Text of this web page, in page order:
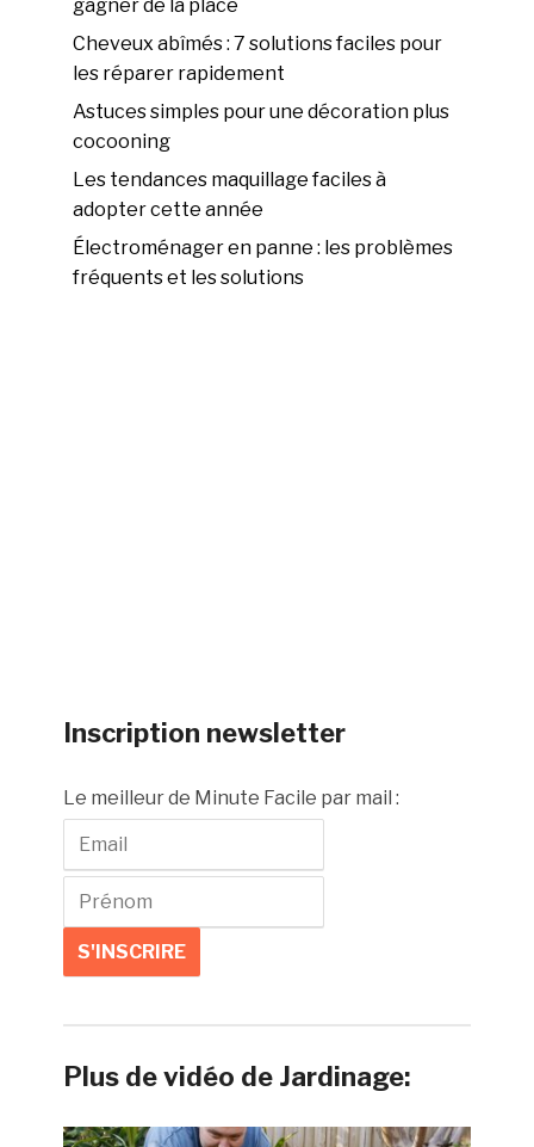
gagner de la place
Cheveux abîmés : 7 solutions faciles pour
les réparer rapidement
Astuces simples pour une décoration plus
cocooning
Les tendances maquillage faciles à
adopter cette année
Électroménager en panne : les problèmes
fréquents et les solutions
Inscription newsletter
Le meilleur de Minute Facile par mail :
Plus de vidéo de Jardinage: